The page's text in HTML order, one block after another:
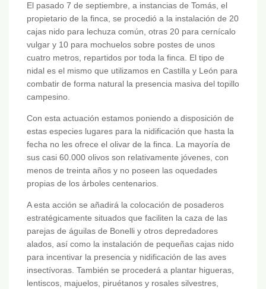
El pasado 7 de septiembre, a instancias de Tomás, el
propietario de la finca, se procedió a la instalación de 20
cajas nido para lechuza común, otras 20 para cernícalo
vulgar y 10 para mochuelos sobre postes de unos
cuatro metros, repartidos por toda la finca. El tipo de
nidal es el mismo que utilizamos en Castilla y León para
combatir de forma natural la presencia masiva del topillo
campesino.
Con esta actuación estamos poniendo a disposición de
estas especies lugares para la nidificación que hasta la
fecha no les ofrece el olivar de la finca. La mayoría de
sus casi 60.000 olivos son relativamente jóvenes, con
menos de treinta años y no poseen las oquedades
propias de los árboles centenarios.
A esta acción se añadirá la colocación de posaderos
estratégicamente situados que faciliten la caza de las
parejas de águilas de Bonelli y otros depredadores
alados, así como la instalación de pequeñas cajas nido
para incentivar la presencia y nidificación de las aves
insectívoras. También se procederá a plantar higueras,
lentiscos, majuelos, piruétanos y rosales silvestres,